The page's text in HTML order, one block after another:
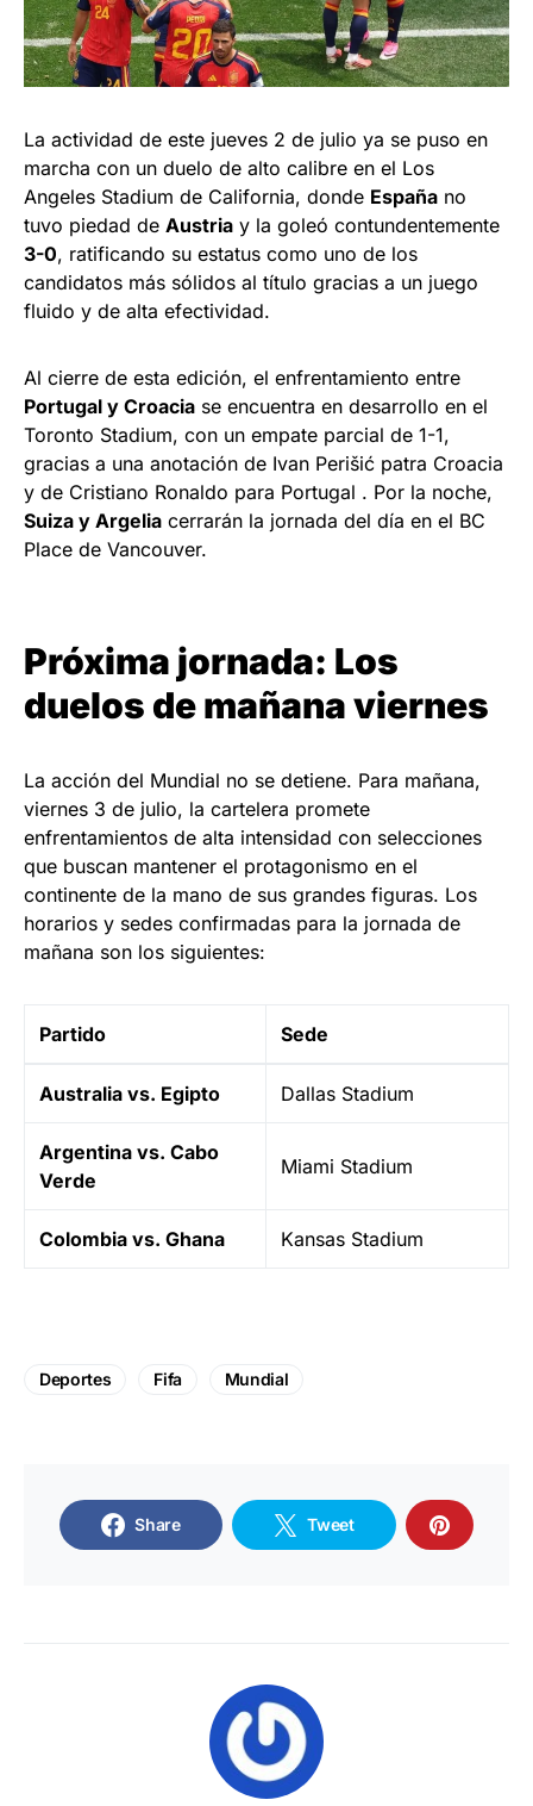
La actividad de este jueves 2 de julio ya se puso en
marcha con un duelo de alto calibre en el Los
Angeles Stadium de California, donde España no
tuvo piedad de Austria y la goleó contundentemente
3-0, ratificando su estatus como uno de los
candidatos más sólidos al título gracias a un juego
fluido y de alta efectividad.
Al cierre de esta edición, el enfrentamiento entre
Portugal y Croacia se encuentra en desarrollo en el
Toronto Stadium, con un empate parcial de 1-1,
gracias a una anotación de Ivan Perišić patra Croacia
y de Cristiano Ronaldo para Portugal . Por la noche,
Suiza y Argelia cerrarán la jornada del día en el BC
Place de Vancouver.
Próxima jornada: Los
duelos de mañana viernes
La acción del Mundial no se detiene. Para mañana,
viernes 3 de julio, la cartelera promete
enfrentamientos de alta intensidad con selecciones
que buscan mantener el protagonismo en el
continente de la mano de sus grandes figuras. Los
horarios y sedes confirmadas para la jornada de
mañana son los siguientes:
Partido Sede
Australia vs. Egipto Dallas Stadium
Argentina vs. Cabo
Verde
Miami Stadium
Colombia vs. Ghana Kansas Stadium
Deportes Fifa Mundial
Share Tweet